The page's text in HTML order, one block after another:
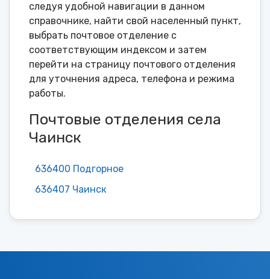
следуя удобной навигации в данном
справочнике, найти свой населенный пункт,
выбрать почтовое отделение с
соответствующим индексом и затем
перейти на страницу почтового отделения
для уточнения адреса, телефона и режима
работы.
Почтовые отделения села
Чаинск
636400 Подгорное
636407 Чаинск